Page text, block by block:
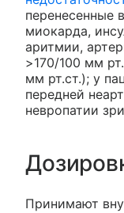
перенесенные
миокарда,
аритмии,
>170/100 мм
мм рт.ст.); у
передней
невропатии
Принимают